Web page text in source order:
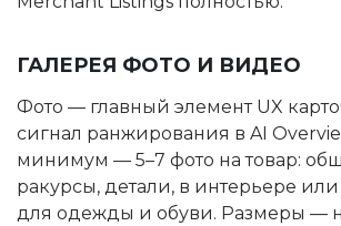
ГАЛЕРЕЯ ФОТО И ВИДЕО
Фото — главный элемент UX
сигнал ранжирования в AI
минимум — 5–7 фото на товар:
ракурсы, детали, в интерьере
для одежды и обуви. Размеры —